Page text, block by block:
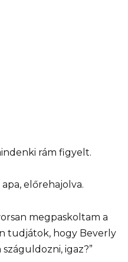
rám figyelt.
előrehajolva.
megpaskoltam a
tudjátok, hogy Beverly
igaz?”